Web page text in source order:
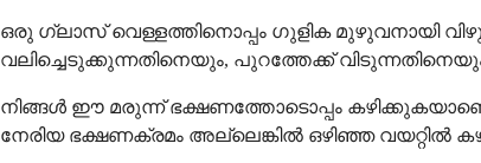
ഒരു ഗ്ലാസ് വെള്ളത്തിനൊപ്പം ഗുളിക മുഴുവനായി
വലിച്ചെടുക്കുന്നതിനെയും, പുറത്തേക്ക്
നിങ്ങൾ ഈ മരുന്ന് ഭക്ഷണത്തോടൊപ്പം
നേരിയ ഭക്ഷണക്രമം അല്ലെങ്കിൽ ഒഴിഞ്ഞ വയറ്റിൽ